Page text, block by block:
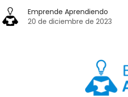
Emprende Aprendiendo
20 de diciembre de 2023